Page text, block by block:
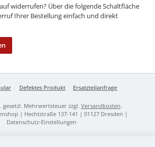
widerrufen? Über die folgende Schaltfläche
Ihrer Bestellung einfach und direkt
Defektes Produkt Ersatzteilanfrage
gesetzl. Mehrwertsteuer zzgl. Versandkosten.
| Hechtstraße 137-141 | 01127 Dresden |
Datenschutz-Einstellungen